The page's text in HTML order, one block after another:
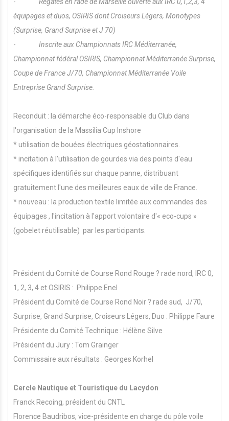
équipages et duos, OSIRIS dont Croiseurs Légers, Monotypes
(Surprise, Grand Surprise et J 70)
- Inscrite aux Championnats IRC Méditerranée,
Championnat fédéral OSIRIS, Championnat Méditerranée Surprise,
Coupe de France J/70, Championnat Méditerranée Voile
Entreprise Grand Surprise.
Reconduit : la démarche éco-responsable du Club dans
l'organisation de la Massilia Cup Inshore
* utilisation de bouées électriques géostationnaires.
* incitation à l'utilisation de gourdes via des points d'eau
spécifiques identifiés sur chaque panne, distribuant
gratuitement l'une des meilleures eaux de ville de France.
* nouveau : la production textile limitée aux commandes des
équipages , l'incitation à l'apport volontaire d'« eco-cups »
(gobelet réutilisable) par les participants.
Président du Comité de Course Rond Rouge ? rade nord, IRC 0,
1, 2, 3, 4 et OSIRIS : Philippe Enel
Président du Comité de Course Rond Noir ? rade sud, J/70,
Surprise, Grand Surprise, Croiseurs Légers, Duo : Philippe Faure
Présidente du Comité Technique : Hélène Silve
Président du Jury : Tom Grainger
Commissaire aux résultats : Georges Korhel
Cercle Nautique et Touristique du Lacydon
Franck Recoing, président du CNTL
Florence Baudribos, vice-présidente en charge du pôle voile